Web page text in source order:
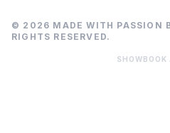
© 2026 MADE WITH PASSION
RIGHTS RESERVED.
SHOWBOOK